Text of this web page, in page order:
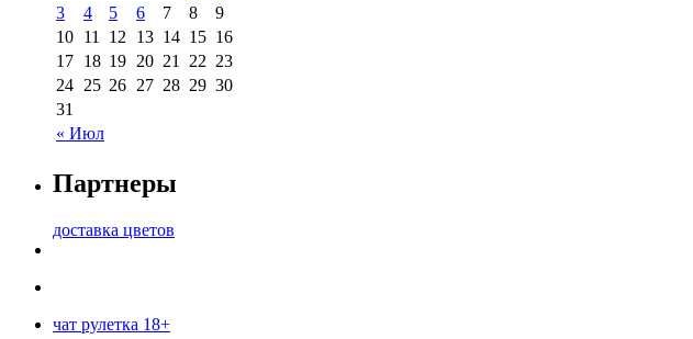
« Июл
3
4 5 6 7 8
9
10 11 12 13 14 15 16
17 18 19 20 21 22 23
24 25 26 27 28 29 30
31
Партнеры
доставка цветов
чат рулетка 18+